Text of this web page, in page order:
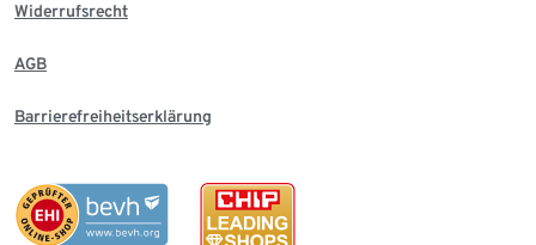
Widerrufsrecht
AGB
Barrierefreiheitserklärung